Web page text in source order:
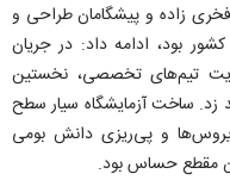
فخری زاده و پیشگامان طراحی و
بود، ادامه داد: در جریان
تیم‌های تخصصی، نخستین
زد. ساخت آزمایشگاه سیار سطح
ویروس‌ها و پی‌ریزی دانش بومی
مقطع حساس بود.